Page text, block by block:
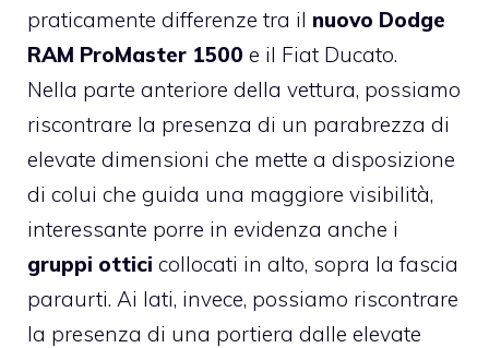
praticamente differenze tra il nuovo Dodge
RAM ProMaster 1500 e il Fiat Ducato.
Nella parte anteriore della vettura, possiamo
riscontrare la presenza di un parabrezza di
elevate dimensioni che mette a disposizione
di colui che guida una maggiore visibilità,
interessante porre in evidenza anche i
gruppi ottici collocati in alto, sopra la fascia
paraurti. Ai lati, invece, possiamo riscontrare
la presenza di una portiera dalle elevate